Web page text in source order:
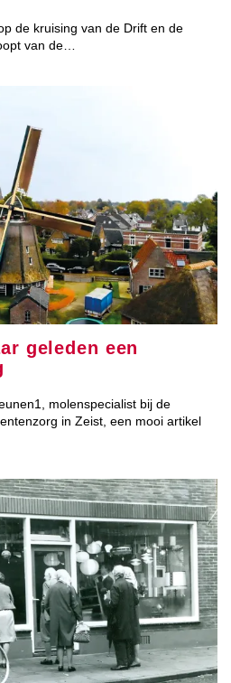
de kruising van de Drift en de
van de…
geleden een
molenspecialist bij de
in Zeist, een mooi artikel